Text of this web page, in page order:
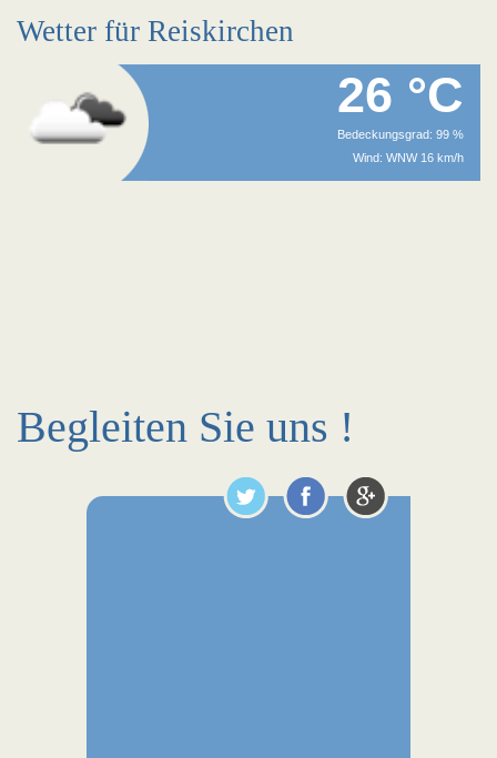
Wetter für Reiskirchen
26 °C
Bedeckungsgrad: 99 %
Wind: WNW 16 km/h
Begleiten Sie uns !